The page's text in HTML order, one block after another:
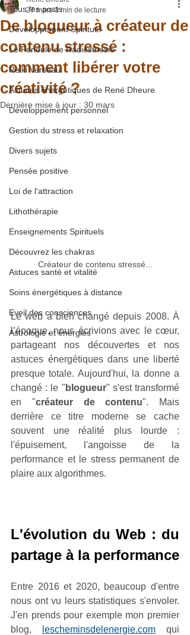
Tous les posts
Développement Spirituel
Le Pendule de Radiesthésie
Reiki Verseau
Astuces énergétiques de René Dheure
Développement personnel
Gestion du stress et relaxation
Divers sujets
Pensée positive
Loi de l'attraction
Lithothérapie
Enseignements Spirituels
Découvrez les chakras
Astuces santé et vitalité
Soins énergétiques à distance
Eveil des consciences
Astrologie et énergies
De blogueur à créateur de
contenu stressé :
comment libérer votre
créativité ?
27 mars 3 min de lecture
Dernière mise à jour : 30 mars
Créateur de contenu stressé...
Le web a bien changé depuis 2008. À
l’époque, nous écrivions avec le cœur,
partageant nos découvertes et nos
astuces énergétiques dans une liberté
presque totale. Aujourd'hui, la donne a
changé : le " blogueur" s'est transformé
en "créateur de contenu". Mais
derrière ce titre moderne se cache
souvent une réalité plus lourde :
l'épuisement, l'angoisse de la
performance et le stress permanent de
plaire aux algorithmes.
L'évolution du Web : du
partage à la performance
Entre 2016 et 2020, beaucoup d'entre
nous ont vu leurs statistiques s'envoler.
J'en prends pour exemple mon premier
blog,
lescheminsdelenergie.com qui